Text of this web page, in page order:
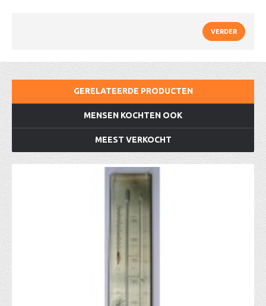
VERDER
GERELATEERDE PRODUCTEN
MENSEN KOCHTEN OOK
MEEST VERKOCHT